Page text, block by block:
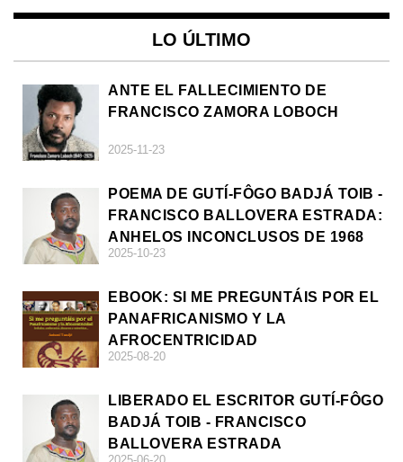
LO ÚLTIMO
ANTE EL FALLECIMIENTO DE
FRANCISCO ZAMORA LOBOCH
2025-11-23
POEMA DE GUTÍ-FÔGO BADJÁ TOIB -
FRANCISCO BALLOVERA ESTRADA:
ANHELOS INCONCLUSOS DE 1968
2025-10-23
EBOOK: SI ME PREGUNTÁIS POR EL
PANAFRICANISMO Y LA
AFROCENTRICIDAD
2025-08-20
LIBERADO EL ESCRITOR GUTÍ-FÔGO
BADJÁ TOIB - FRANCISCO
BALLOVERA ESTRADA